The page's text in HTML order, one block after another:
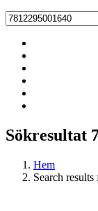
Sökresultat
Hem
Search